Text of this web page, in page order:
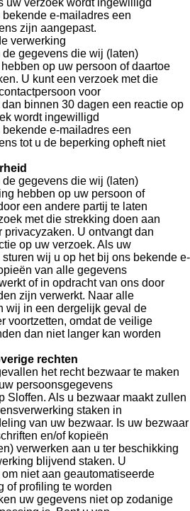
uw verzoek wordt ingewilligd
e-mailadres een
zijn aangepast.
verwerking
gegevens die wij (laten)
op uw persoon of daartoe
U kunt een verzoek met die
voor
binnen 30 dagen een reactie op
wordt ingewilligd
e-mailadres een
tot u de beperking opheft niet
gegevens die wij (laten)
hebben op uw persoon of
een andere partij te laten
met die strekking doen aan
U ontvangt dan
op uw verzoek. Als uw
wij u op het bij ons bekende e-
van alle gegevens
of in opdracht van ons door
zijn verwerkt. Naar alle
wij in een dergelijk geval de
voortzetten, omdat de veilige
dan niet langer kan worden
rechten
het recht bezwaar te maken
persoonsgegevens
Sloffen. Als u bezwaar maakt zullen
staken in
van uw bezwaar. Is uw bezwaar
en/of kopieën
verwerken aan u ter beschikking
blijvend staken. U
niet aan geautomatiseerde
of profiling te worden
uw gegevens niet op zodanige